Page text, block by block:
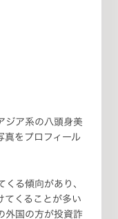
ジア系の八頭身美
をプロフィール
る傾向があり、
てくることが多い
外国の方が投資詐